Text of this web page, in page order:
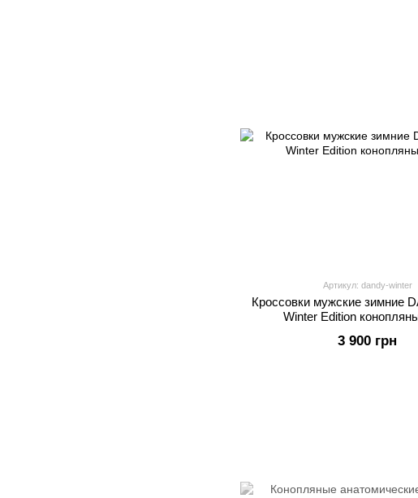
Артикул: dandy-winter
Кроссовки мужские зимние
Winter Edition
3 900 грн